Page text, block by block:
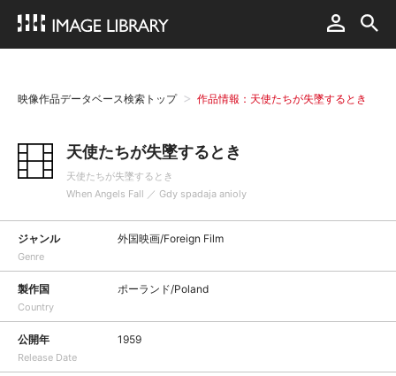
映像作品データベース検索トップ 作品情報：天使たちが失墜するとき
天使たちが失墜するとき
天使たちが失墜するとき
When Angels Fall ／ Gdy spadaja anioly
ジャンル
Genre
外国映画/Foreign Film
製作国
Country
ポーランド/Poland
公開年
Release Date
1959